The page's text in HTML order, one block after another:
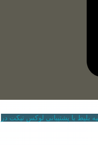
با پشتیبانی لوکس تیکت در